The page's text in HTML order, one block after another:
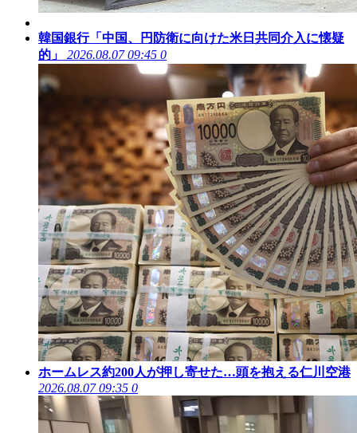
韓国銀行「中国、円防衛に向けた米日共同介入に懐疑
的」
2026.08.07 09:45 0
ホームレス約200人が押し寄せた…頭を抱える仁川空港
2026.08.07 09:35 0